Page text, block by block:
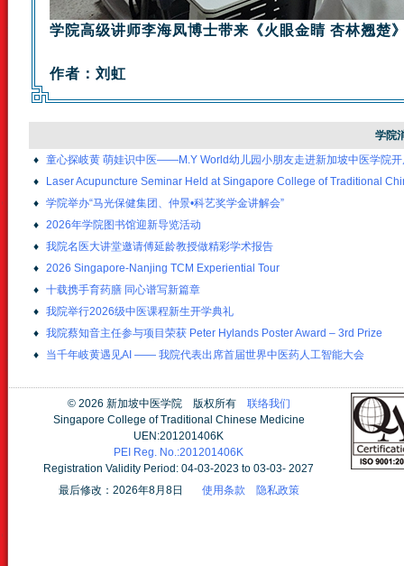
学院高级讲师李海凤博士带来《火眼金睛 杏林翘楚
作者：刘虹
学院
♦ 童心探岐黄 萌娃识中医——M.Y World幼儿园小朋友走进新加坡中医学院
♦
Laser Acupuncture Seminar Held at Singapore College of Traditional
♦ 学院举办“马光保健集团、仲景•科艺奖学金讲解会”
♦ 2026年学院图书馆迎新导览活动
♦ 我院名医大讲堂邀请傅延龄教授做精彩学术报告
♦ 2026 Singapore-Nanjing TCM Experiential Tour
♦ 十载携手育药膳 同心谱写新篇章
♦ 我院举行2026级中医课程新生开学典礼
♦ 我院蔡知音主任参与项目荣获 Peter Hylands Poster Award – 3rd Prize
♦
当千年岐黄遇见AI —— 我院代表出席首届世界中医药人工智能大会
© 2026 新加坡中医学院 版权所有 联络我们
Singapore College of Traditional Chinese Medicine
UEN:201201406K
PEI Reg. No.:201201406K
Registration Validity Period: 04-03-2023 to 03-03- 2027
最后修改：2026年8月8日 使用条款 隐私政策